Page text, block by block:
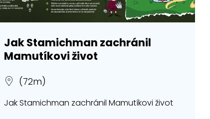
Jak Stamichman zachránil
Mamutíkovi život
(72m)
Jak Stamichman zachránil Mamutíkovi život